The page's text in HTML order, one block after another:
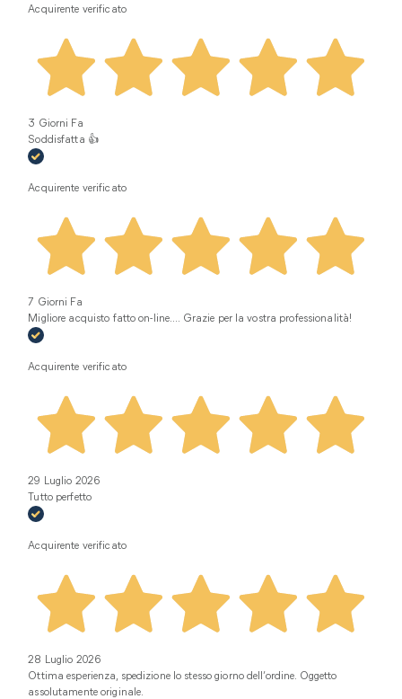
Acquirente verificato
3 Giorni Fa
Soddisfatta 👍
Acquirente verificato
7 Giorni Fa
Migliore acquisto fatto on-line.... Grazie per la vostra professionalità!
Acquirente verificato
29 Luglio 2026
Tutto perfetto
Acquirente verificato
28 Luglio 2026
Ottima esperienza, spedizione lo stesso giorno dell’ordine. Oggetto
assolutamente originale.